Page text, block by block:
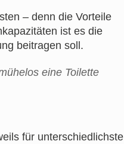
– denn die Vorteile
ist es die
beitragen soll.
eine Toilette
für unterschiedlichste